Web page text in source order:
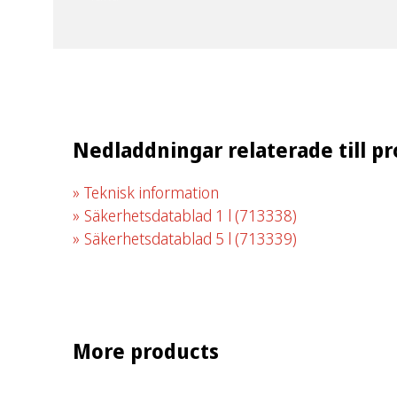
Nedladdningar relaterade till
Teknisk information
Säkerhetsdatablad 1 l (713338)
Säkerhetsdatablad 5 l (713339)
More products